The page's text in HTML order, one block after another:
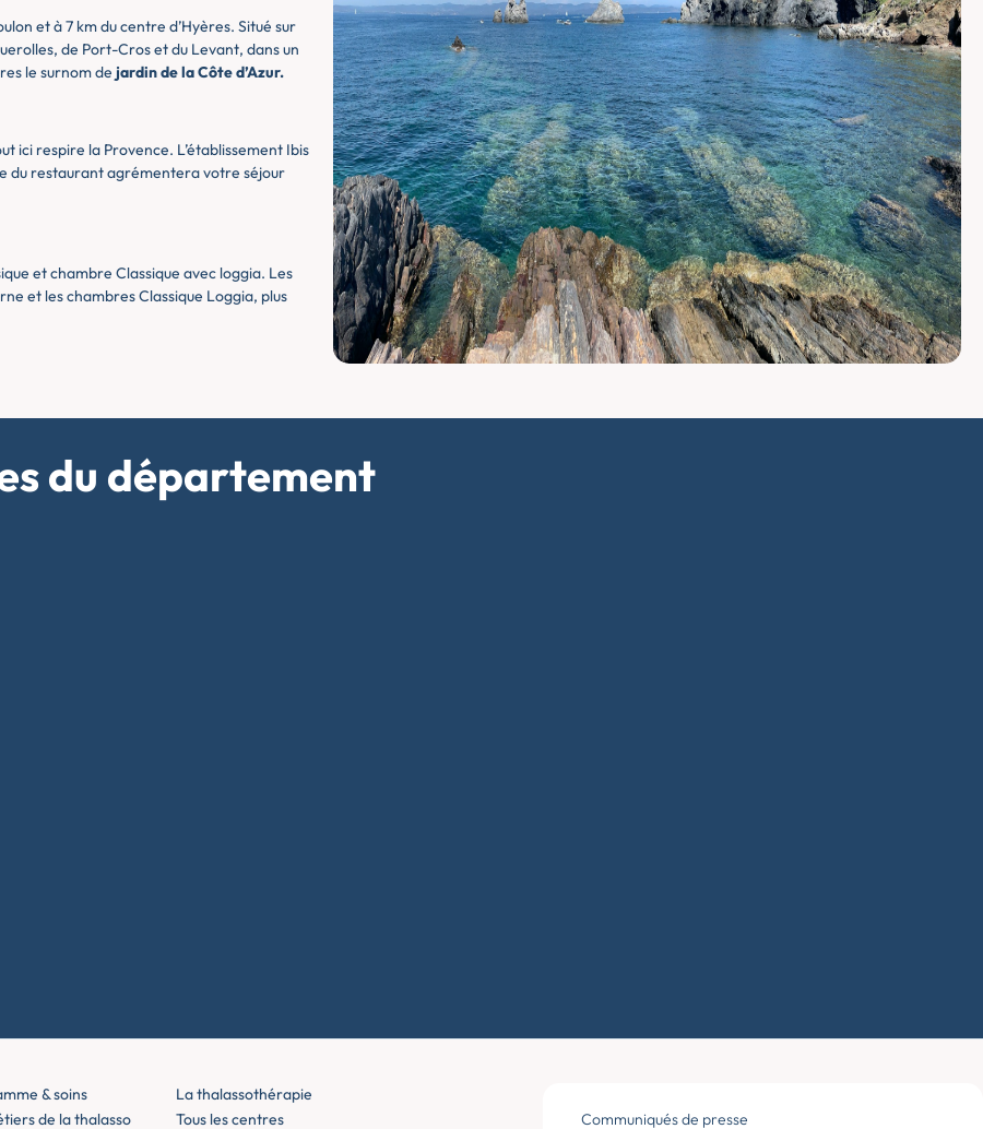
et à 7 km du centre d’Hyères. Situé sur
de Port-Cros et du Levant, dans un
le surnom de jardin de la Côte d’Azur.
ici respire la Provence. L’établissement Ibis
du restaurant agrémentera votre séjour
et chambre Classique avec loggia. Les
et les chambres Classique Loggia, plus
du département
& soins
de la thalasso
La thalassothérapie
Tous les centres
Communiqués de presse